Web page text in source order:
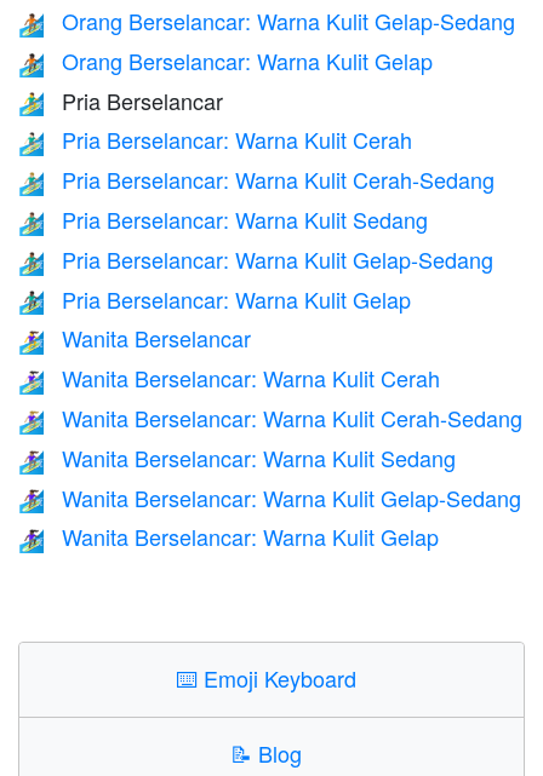
🏄🏾 Orang Berselancar: Warna Kulit Gelap-Sedang
🏄🏿 Orang Berselancar: Warna Kulit Gelap
🏄‍♂️ Pria Berselancar
🏄🏻‍♂️ Pria Berselancar: Warna Kulit Cerah
🏄🏼‍♂️ Pria Berselancar: Warna Kulit Cerah-Sedang
🏄🏽‍♂️ Pria Berselancar: Warna Kulit Sedang
🏄🏾‍♂️ Pria Berselancar: Warna Kulit Gelap-Sedang
🏄🏿‍♂️ Pria Berselancar: Warna Kulit Gelap
🏄‍♀️ Wanita Berselancar
🏄🏻‍♀️ Wanita Berselancar: Warna Kulit Cerah
🏄🏼‍♀️ Wanita Berselancar: Warna Kulit Cerah-Sedang
🏄🏽‍♀️ Wanita Berselancar: Warna Kulit Sedang
🏄🏾‍♀️ Wanita Berselancar: Warna Kulit Gelap-Sedang
🏄🏿‍♀️ Wanita Berselancar: Warna Kulit Gelap
⌨️ Emoji Keyboard
📝 Blog